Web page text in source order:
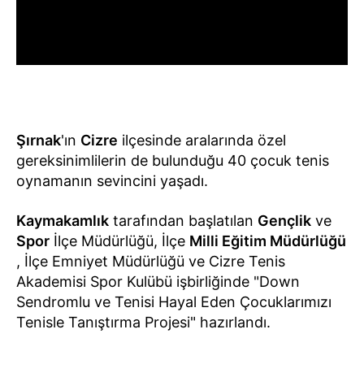
Şırnak'ın Cizre ilçesinde aralarında özel
gereksinimlilerin de bulunduğu 40 çocuk tenis
oynamanın sevincini yaşadı.
Kaymakamlık tarafından başlatılan Gençlik ve
Spor İlçe Müdürlüğü, İlçe Milli Eğitim Müdürlüğü
, İlçe Emniyet Müdürlüğü ve Cizre Tenis
Akademisi Spor Kulübü işbirliğinde "Down
Sendromlu ve Tenisi Hayal Eden Çocuklarımızı
Tenisle Tanıştırma Projesi" hazırlandı.